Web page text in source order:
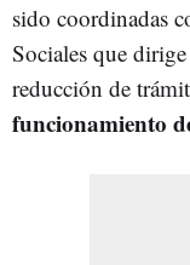
sido coordinadas
Sociales que dirige
reducción de
funcionamiento